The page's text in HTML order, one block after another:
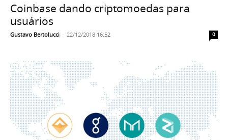
Coinbase dando criptomoedas para
usuários
Gustavo Bertolucci - 22/12/2018 16:52 0